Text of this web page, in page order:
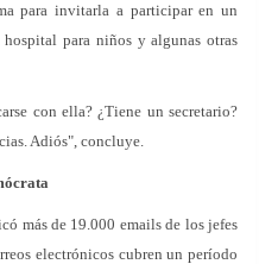
para invitarla a participar en un
para niños y algunas otras
con ella? ¿Tiene un secretario?
Adiós", concluye.
más de 19.000 emails de los jefes
electrónicos cubren un período